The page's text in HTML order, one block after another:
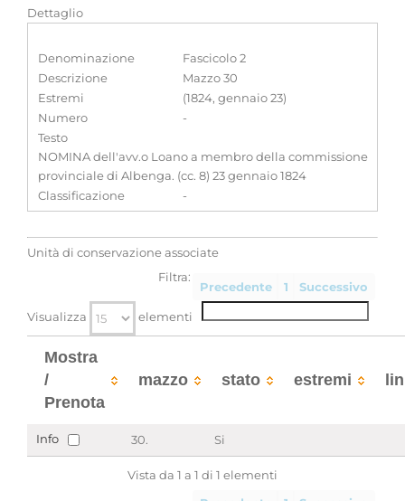
Dettaglio
Denominazione
Fascicolo 2
Descrizione
Mazzo 30
Estremi
(1824, gennaio 23)
Numero
-
Testo
NOMINA dell'avv.o Loano a membro della commissione
provinciale di Albenga. (cc. 8) 23 gennaio 1824
Classificazione
-
Unità di conservazione associate
Precedente 1 Successivo
Visualizza elementi
Filtra:
Mostra
/
Prenota
mazzo stato estremi
Info 30. Si
Vista da 1 a 1 di 1 elementi